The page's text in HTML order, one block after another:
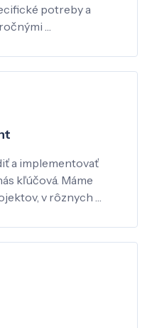
potreby a
…
a implementovať
kľúčová. Máme
v rôznych …